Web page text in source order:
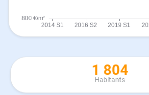
1 804
Habitants